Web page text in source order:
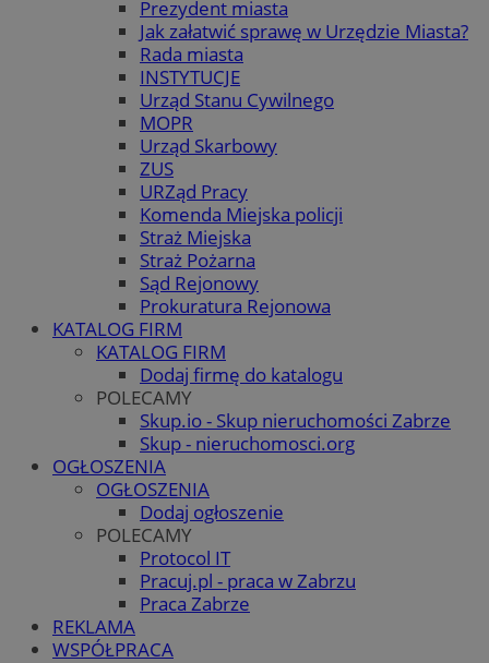
Prezydent miasta
Jak załatwić sprawę w Urzędzie Miasta?
Rada miasta
INSTYTUCJE
Urząd Stanu Cywilnego
MOPR
Urząd Skarbowy
ZUS
URZąd Pracy
Komenda Miejska policji
Straż Miejska
Straż Pożarna
Sąd Rejonowy
Prokuratura Rejonowa
KATALOG FIRM
KATALOG FIRM
Dodaj firmę do katalogu
POLECAMY
Skup.io - Skup nieruchomości Zabrze
Skup - nieruchomosci.org
OGŁOSZENIA
OGŁOSZENIA
Dodaj ogłoszenie
POLECAMY
Protocol IT
Pracuj.pl - praca w Zabrzu
Praca Zabrze
REKLAMA
WSPÓŁPRACA